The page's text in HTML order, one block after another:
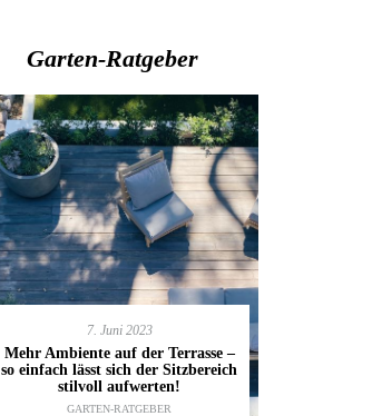
Garten-Ratgeber
7. Juni 2023
Mehr Ambiente auf der Terrasse –
so einfach lässt sich der Sitzbereich
stilvoll aufwerten!
GARTEN-RATGEBER